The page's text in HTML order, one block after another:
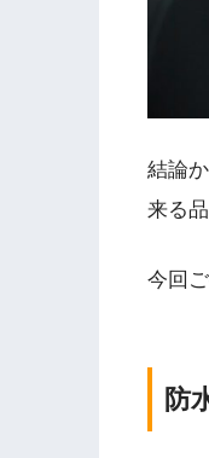
結論
来る
今回
防